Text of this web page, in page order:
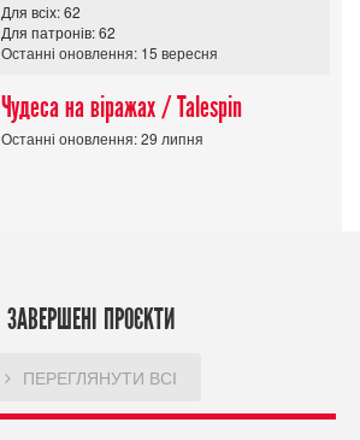
Для всіх: 62
Для патронів: 62
Останні оновлення: 15 вересня
Чудеса на віражах / Talespin
Останні оновлення: 29 липня
ЗАВЕРШЕНІ ПРОЄКТИ
ПЕРЕГЛЯНУТИ ВСІ